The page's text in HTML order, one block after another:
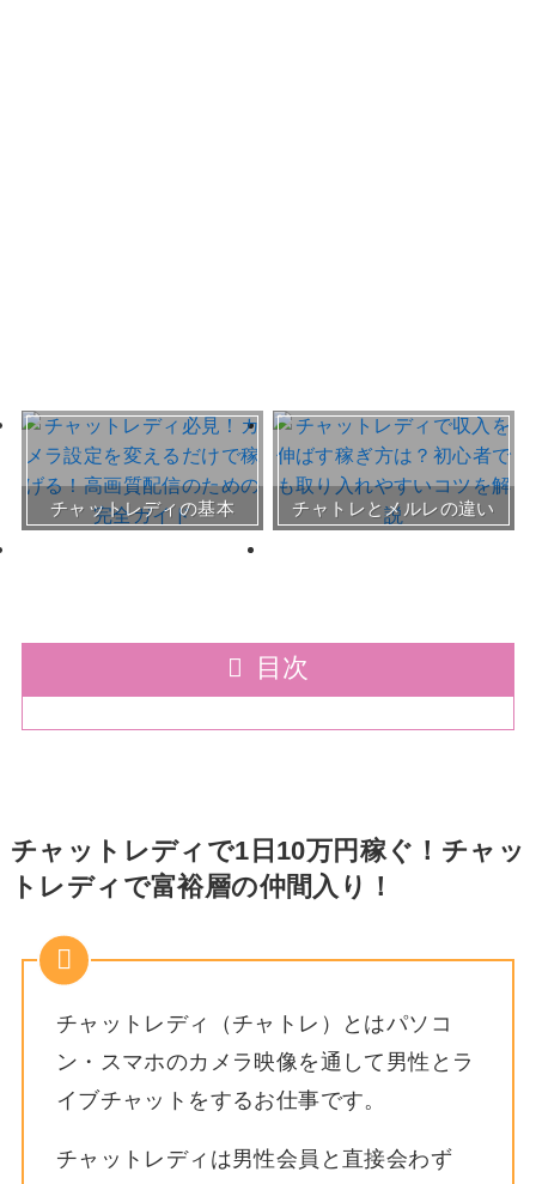
チャットレディの基本 チャトレとメルレの違い
おすすめチャトレ事務所＆
サイト
30～50代向けサイト
目次
チャットレディで1日10万円稼ぐ！チャッ
トレディで富裕層の仲間入り！
チャットレディ（チャトレ）とはパソコ
ン・スマホのカメラ映像を通して男性とラ
イブチャットをするお仕事です。
チャットレディは男性会員と直接会わず